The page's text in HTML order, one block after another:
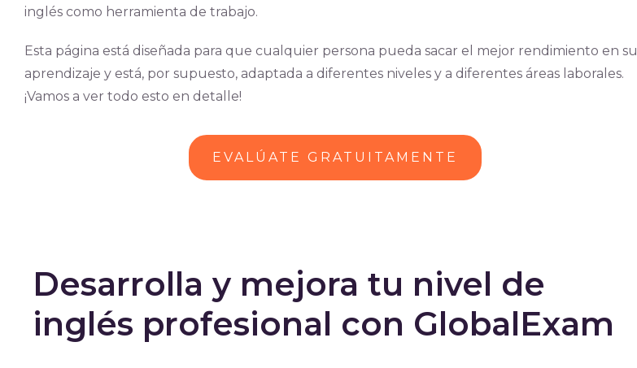
inglés como herramienta de trabajo.
Esta página está diseñada para que cualquier persona pueda sacar el mejor rendimiento en su
aprendizaje y está, por supuesto, adaptada a diferentes niveles y a diferentes áreas laborales.
¡Vamos a ver todo esto en detalle!
EVALÚATE GRATUITAMENTE
Desarrolla y mejora tu nivel de
inglés profesional con GlobalExam